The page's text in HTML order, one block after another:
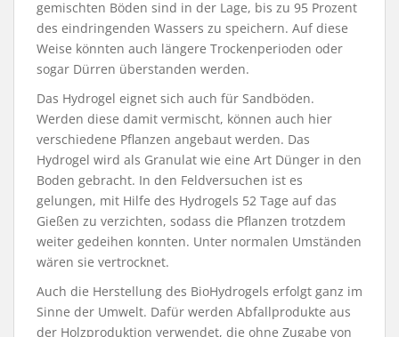
gemischten Böden sind in der Lage, bis zu 95 Prozent
des eindringenden Wassers zu speichern. Auf diese
Weise könnten auch längere Trockenperioden oder
sogar Dürren überstanden werden.
Das Hydrogel eignet sich auch für Sandböden.
Werden diese damit vermischt, können auch hier
verschiedene Pflanzen angebaut werden. Das
Hydrogel wird als Granulat wie eine Art Dünger in den
Boden gebracht. In den Feldversuchen ist es
gelungen, mit Hilfe des Hydrogels 52 Tage auf das
Gießen zu verzichten, sodass die Pflanzen trotzdem
weiter gedeihen konnten. Unter normalen Umständen
wären sie vertrocknet.
Auch die Herstellung des BioHydrogels erfolgt ganz im
Sinne der Umwelt. Dafür werden Abfallprodukte aus
der Holzproduktion verwendet, die ohne Zugabe von